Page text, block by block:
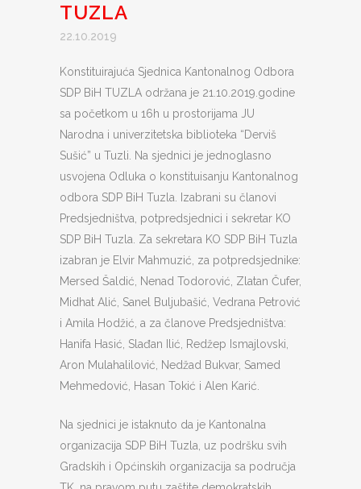
TUZLA
22.10.2019
Konstituirajuća Sjednica Kantonalnog Odbora
SDP BiH TUZLA održana je 21.10.2019.godine
sa početkom u 16h u prostorijama JU
Narodna i univerzitetska biblioteka “Derviš
Sušić” u Tuzli. Na sjednici je jednoglasno
usvojena Odluka o konstituisanju Kantonalnog
odbora SDP BiH Tuzla. Izabrani su članovi
Predsjedništva, potpredsjednici i sekretar KO
SDP BiH Tuzla. Za sekretara KO SDP BiH Tuzla
izabran je Elvir Mahmuzić, za potpredsjednike:
Mersed Šaldić, Nenad Todorović, Zlatan Čufer,
Midhat Alić, Sanel Buljubašić, Vedrana Petrović
i Amila Hodžić, a za članove Predsjedništva:
Hanifa Hasić, Slađan Ilić, Redžep Ismajlovski,
Aron Mulahalilović, Nedžad Bukvar, Samed
Mehmedović, Hasan Tokić i Alen Karić.
Na sjednici je istaknuto da je Kantonalna
organizacija SDP BiH Tuzla, uz podršku svih
Gradskih i Općinskih organizacija sa područja